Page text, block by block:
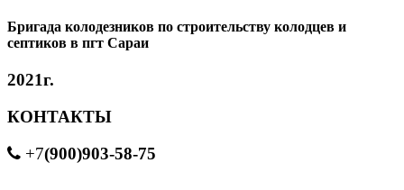
Бригада колодезников по строительству колодцев и
септиков в пгт Сараи
2021г.
КОНТАКТЫ
+7(900)903-58-75